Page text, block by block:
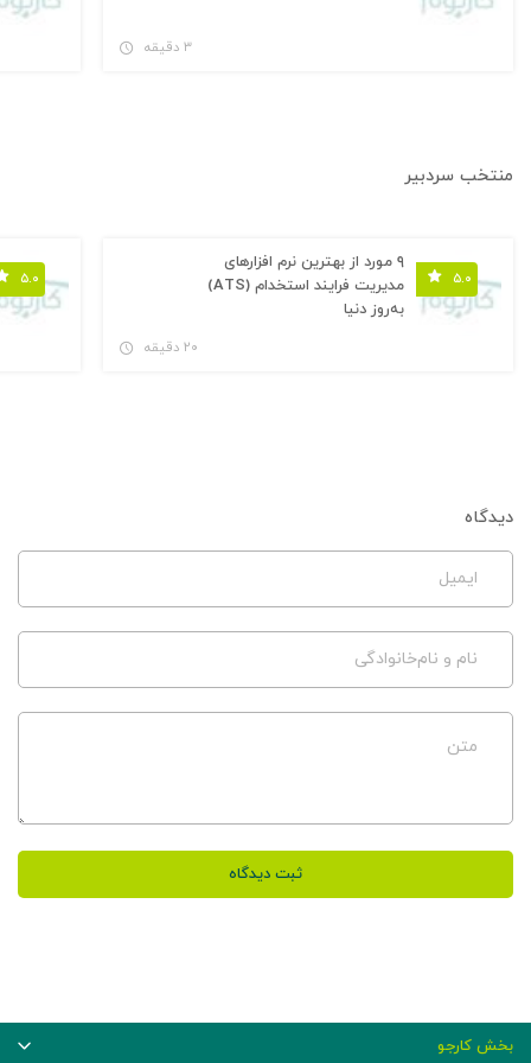
۳ دقیقه
منتخب سردبیر
۵.۰
۹ مورد از بهترین نرم افزارهای
مدیریت فرایند استخدام (ATS)
به‌روز دنیا
۲۰ دقیقه
۵.۰
دیدگاه
ایمیل
نام و نام‌خانوادگی
متن
ثبت دیدگاه
بخش کارجو